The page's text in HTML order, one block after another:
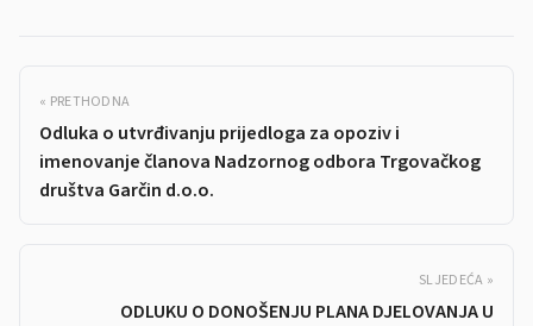
« PRETHODNA
Odluka o utvrđivanju prijedloga za opoziv i
imenovanje članova Nadzornog odbora Trgovačkog
društva Garčin d.o.o.
SLJEDEĆA »
ODLUKU O DONOŠENJU PLANA DJELOVANJA U